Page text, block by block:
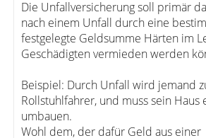
Die Unfallversicherung soll primär
nach einem Unfall durch eine
festgelegte Geldsumme Härten im
Geschädigten vermieden werden
Beispiel: Durch Unfall wird jemand
Rollstuhlfahrer, und muss sein Haus
umbauen.
Wohl dem, der dafür Geld aus einer